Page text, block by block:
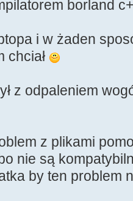
borland
i w żaden
chciał
z odpaleniem
z plikami
nie są
by ten problem